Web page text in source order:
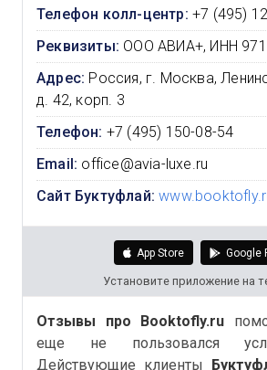
Телефон колл-центр: +7 (495)
Реквизиты: ООО АВИА+, ИНН
Адрес: Россия, г. Москва,
д. 42, корп. 3
Телефон: +7 (495) 150-08-54
Email: office@avia-luxe.ru
Сайт Буктуфлай:
App Store Google
Установите приложение на
Отзывы про Booktofly.ru
еще не пользовался
Действующие клиенты